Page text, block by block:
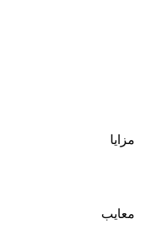
مزایا
معایب